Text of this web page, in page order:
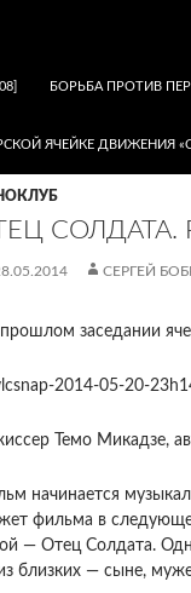
БОРЬБА ПРОТИВ
ЯЧЕЙКЕ ДВИЖЕНИЯ
СОЛДАТА.
СЕРГЕЙ
заседании
Темо Микадзе,
начинается
фильма в
— Отец Солдата.
близких — сыне,